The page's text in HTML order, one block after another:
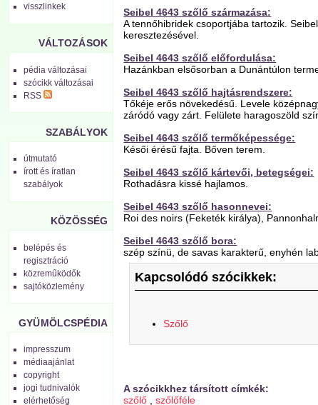
visszlinkek
VÁLTOZÁSOK
pédia változásai
szócikk változásai
RSS
SZABÁLYOK
útmutató
írott és íratlan
szabályok
KÖZÖSSÉG
belépés és
regisztráció
közreműködők
sajtóközlemény
GYÜMÖLCSPÉDIA
impresszum
médiaajánlat
copyright
jogi tudnivalók
elérhetőség
Seibel 4643 szőlő származása:
A tennőhibridek csoportjába tartozik.
keresztezésével.
Seibel 4643 szőlő előfordulása:
Hazánkban elsősorban a Dunántúlon
Seibel 4643 szőlő hajtásrendszere:
Tőkéje erős növekedésű. Levele
záródó vagy zárt. Felülete haragoszöld
Seibel 4643 szőlő termőképessége:
Késői érésű fajta. Bőven terem.
Seibel 4643 szőlő kártevői, betegségei:
Rothadásra kissé hajlamos.
Seibel 4643 szőlő hasonnevei:
Roi des noirs (Feketék királya),
Seibel 4643 szőlő bora:
szép színü, de savas karakterű, enyhén
Kapcsolódó szócikkek:
Szőlő
A szócikkhez társított címkék:
szőlő ,szőlőféle